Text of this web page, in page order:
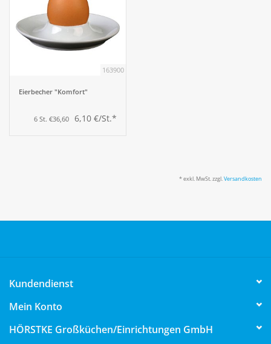
163900
Eierbecher "Komfort"
6 St. €36,60 6,10 €/St.*
* exkl. MwSt. zzgl.Versandkosten
Kundendienst
Mein Konto
HÖRSTKE Großküchen/Einrichtungen GmbH